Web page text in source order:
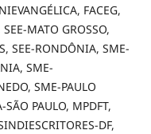
FACEG,
MATO GROSSO,
SEE-RONDÔNIA, SME-
SME-
SME-PAULO
PAULO, MPDFT,
DF,